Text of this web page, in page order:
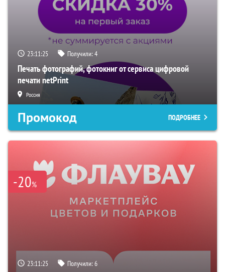
23:11:24 Получили:4
Печать фотографий, фотокниг от сервиса цифровой
печати netPrint
Россия
Промокод ПОДРОБНЕЕ
-20%
23:11:24 Получили:6